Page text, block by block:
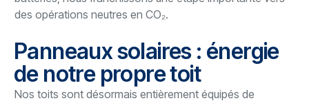
des opérations neutres en CO₂.
Panneaux solaires : énergie
de notre propre toit
Nos toits sont désormais entièrement équipés de